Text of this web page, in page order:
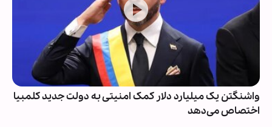
واشنگتن یک میلیارد دلار کمک امنیتی به دولت جدید کلمبیا
اختصاص می‌دهد